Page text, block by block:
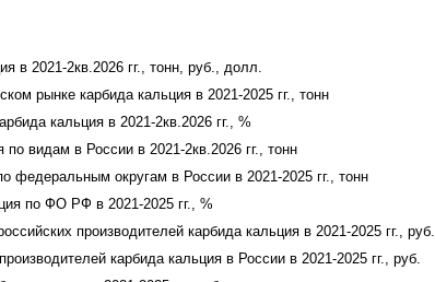
в 2021-2кв.2026 гг., тонн, руб., долл.
рынке карбида кальция в 2021-2025 гг., тонн
кальция в 2021-2кв.2026 гг., %
видам в России в 2021-2кв.2026 гг., тонн
федеральным округам в России в 2021-2025 гг., тонн
по ФО РФ в 2021-2025 гг., %
производителей карбида кальция в 2021-2025 гг., руб.
карбида кальция в России в 2021-2025 гг., руб.